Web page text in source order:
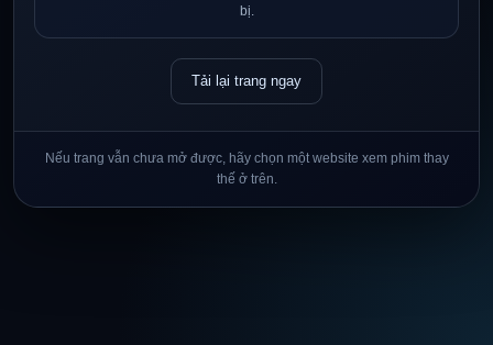
bị.
Tải lại trang ngay
Nếu trang vẫn chưa mở được, hãy chọn một website xem phim thay
thế ở trên.